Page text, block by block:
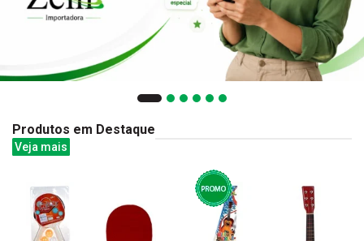
Produtos em Destaque
Veja mais